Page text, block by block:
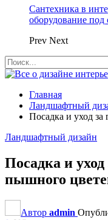
Сантехника в
оборудование под
Prev Next
Главная
Ландшафтный
Посадка и уход
Ландшафтный дизайн
Посадка и
пышного
Автор admin